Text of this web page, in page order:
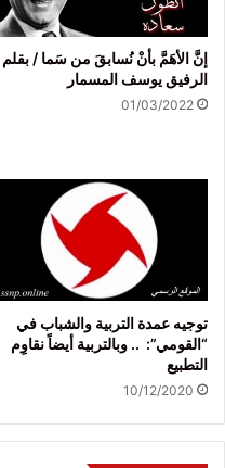
إنَّ الأهَمَّ بأنْ نُسابقَ من سَما / بقلم
الرفيق يوسف المسمار
01/03/2022
توجيه عمدة التربية والشباب في
“القومي”: .. وبالتربية أيضاً نقاوِم
التطبيع
10/12/2020